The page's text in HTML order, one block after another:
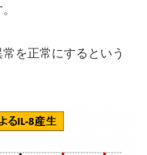
を正常にするという